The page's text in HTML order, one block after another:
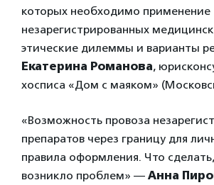
которых необходимо применение
незарегистрированных
этические дилеммы и варианты
Екатерина Романова,
хосписа «Дом с маяком»
«Возможность провоза
препаратов через границу для
правила оформления. Что
возникло проблем» — Анна